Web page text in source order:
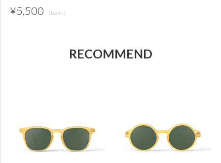
¥5,500
RECOMMEND